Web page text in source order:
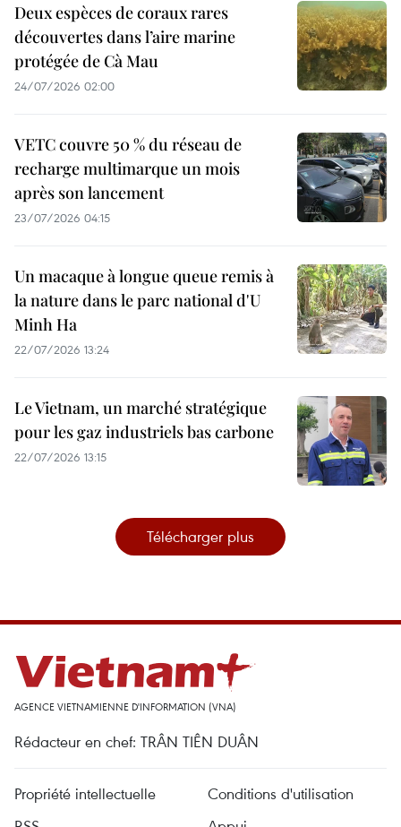
Deux espèces de coraux rares
découvertes dans l’aire marine
protégée de Cà Mau
24/07/2026 02:00
VETC couvre 50 % du réseau de
recharge multimarque un mois
après son lancement
23/07/2026 04:15
Un macaque à longue queue remis à
la nature dans le parc national d'U
Minh Ha
22/07/2026 13:24
Le Vietnam, un marché stratégique
pour les gaz industriels bas carbone
22/07/2026 13:15
Télécharger plus
AGENCE VIETNAMIENNE D'INFORMATION (VNA)
Rédacteur en chef: TRÂN TIÊN DUÂN
Propriété intellectuelle
Conditions d'utilisation